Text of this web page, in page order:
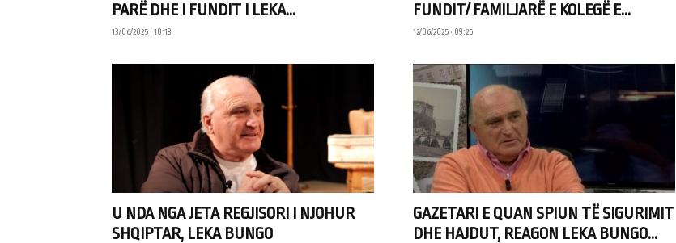
PARË DHE I FUNDIT I LEKA...
13/06/2025 • 10:18
FUNDIT/ FAMILJARË E KOLEGË E...
12/06/2025 • 09:25
U NDA NGA JETA REGJISORI I NJOHUR
SHQIPTAR, LEKA BUNGO
GAZETARI E QUAN SPIUN TË SIGURIMIT
DHE HAJDUT, REAGON LEKA BUNGO...